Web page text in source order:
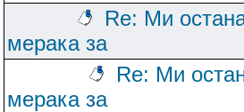
Re: Ми
мерака за
Re: Ми
мерака за